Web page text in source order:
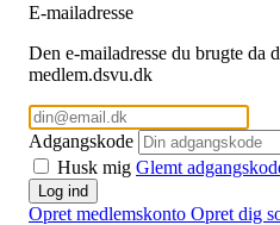
E-mailadresse
Den e-mailadresse du brugte da
medlem.dsvu.dk
Adgangskode
Husk mig Glemt
Log ind
Opret medlemskonto Opret dig